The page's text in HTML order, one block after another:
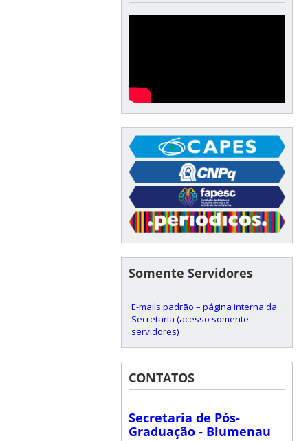
Somente Servidores
E-mails padrão – página interna da
Secretaria (acesso somente
servidores)
CONTATOS
Secretaria de Pós-
Graduação - Blumenau